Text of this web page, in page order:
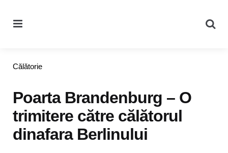
Categories
Călătorie
Poarta Brandenburg – O
trimitere către călătorul
dinafara Berlinului